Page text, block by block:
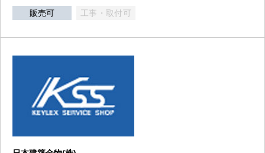
販売可 工事・取付可